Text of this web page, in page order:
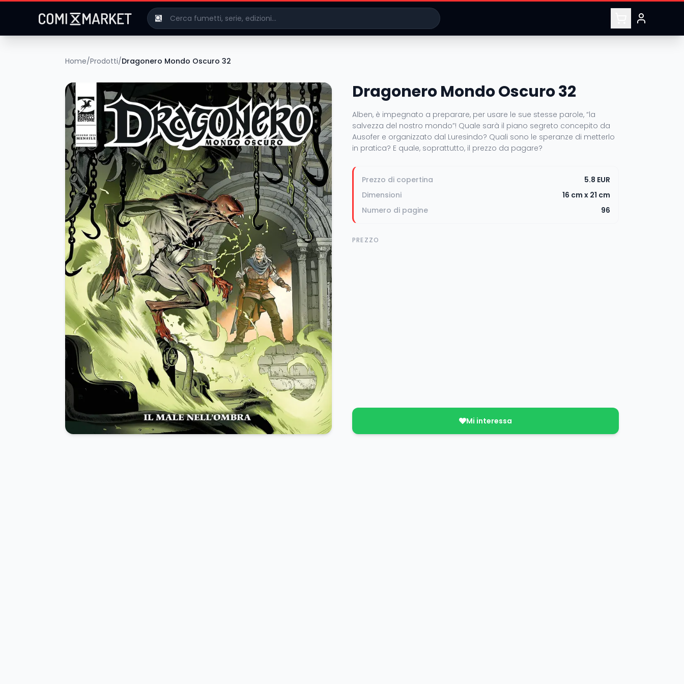
Home/Prodotti/Dragonero Mondo Oscuro 32
Dragonero Mondo Oscuro 32
Alben, è impegnato a preparare, per usare le sue stesse parole, “la
salvezza del nostro mondo”! Quale sarà il piano segreto concepito da
Ausofer e organizzato dal Luresindo? Quali sono le speranze di metterlo
in pratica? E quale, soprattutto, il prezzo da pagare?
Prezzo di copertina
5.8 EUR
Dimensioni
16 cm x 21 cm
Numero di pagine
96
PREZZO
Mi interessa